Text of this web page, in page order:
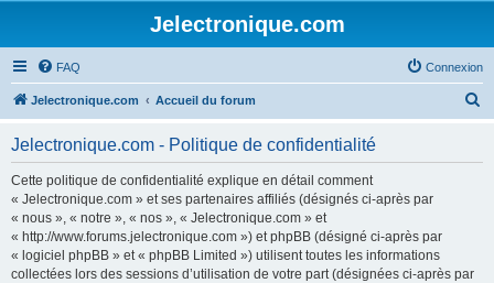
Jelectronique.com
FAQ Connexion
Jelectronique.com Accueil du forum
Jelectronique.com - Politique de confidentialité
Cette politique de confidentialité explique en détail comment
« Jelectronique.com » et ses partenaires affiliés (désignés ci-après par
« nous », « notre », « nos », « Jelectronique.com » et
« http://www.forums.jelectronique.com ») et phpBB (désigné ci-après par
« logiciel phpBB » et « phpBB Limited ») utilisent toutes les informations
collectées lors des sessions d’utilisation de votre part (désignées ci-après par